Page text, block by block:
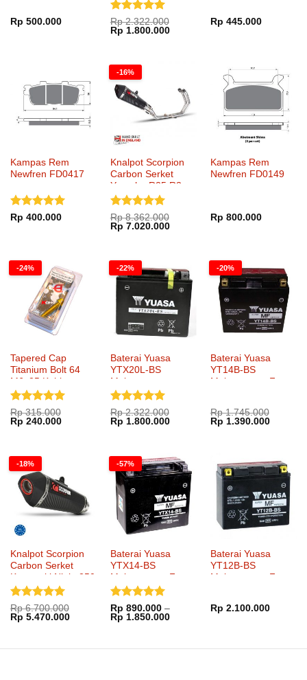
Rp 500.000 Dinilai5
dari 5
Rp2.322.000
Harga
aslinya
Rp 1.800.000Harga
Rp 445.000
Kampas Rem
Newfren FD0417
Dinilai 5
Rp 400.000
-16%
Knalpot Scorpion
Carbon Serket
Yamaha R25 R3
Full System
Dinilai5
dari 5
Rp8.362.000
Harga
aslinya
Rp 7.020.000Harga
Rp 7.020.000.
Kampas Rem
Newfren FD0149
Rp 800.000
-24%
Tapered Cap
Titanium Bolt 64
M6x25 Kohken
KOK-1051xx
Dinilai5
dari 5
Rp315.000
Harga
aslinya
Rp 240.000Harga
Rp 240.000.
-22%
Baterai Yuasa
YTX20L-BS
Maintenance
Dinilai5
dari 5
Rp2.322.000
Harga
aslinya
Rp 1.800.000Harga
Rp 1.800.000.
-20%
Baterai Yuasa
YT14B-BS
Maintenance Free
Rp1.745.000
Harga
aslinya
Rp 1.390.000Harga
-18%
Knalpot Scorpion
Carbon Serket
Kawasaki Ninja 250
SlipOn
Dinilai5
dari 5
Rp6.700.000
Harga
aslinya
Rp 5.470.000Harga
Rp 5.470.000.
-57%
Baterai Yuasa
YTX14-BS
Maintenance Free
Dinilai5
dari 5
Rp 890.000 –
Rp 1.850.000Rentang
Rp 1.850.000
Baterai Yuasa
YT12B-BS
Maintenance Free
Rp 2.100.000